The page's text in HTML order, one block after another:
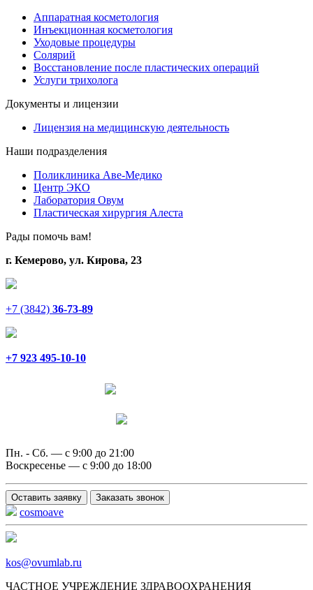
Аппаратная косметология
Инъекционная косметология
Уходовые процедуры
Солярий
Восстановление после пластических операций
Услуги трихолога
Документы и лицензии
Лицензия на медицинскую деятельность
Наши подразделения
Поликлиника Аве-Медико
Центр ЭКО
Лаборатория Овум
Пластическая хирургия Алеста
Рады помочь вам!
г. Кемерово, ул. Кирова, 23
+7 (3842) 36-73-89
+7 923 495-10-10
Пн. - Сб. — с 9:00 до 21:00
Воскресенье — с 9:00 до 18:00
Оставить заявку Заказать звонок
cosmoave
kos@ovumlab.ru
ЧАСТНОЕ УЧРЕЖДЕНИЕ ЗДРАВООХРАНЕНИЯ